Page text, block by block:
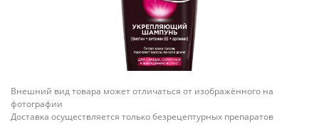
Внешний вид товара может отличаться от изображённого на
фотографии
Доставка осуществляется только безрецептурных препаратов